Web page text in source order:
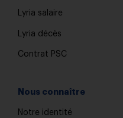
Lyria salaire
Lyria décès
Contrat PSC
Nous connaître
Notre identité